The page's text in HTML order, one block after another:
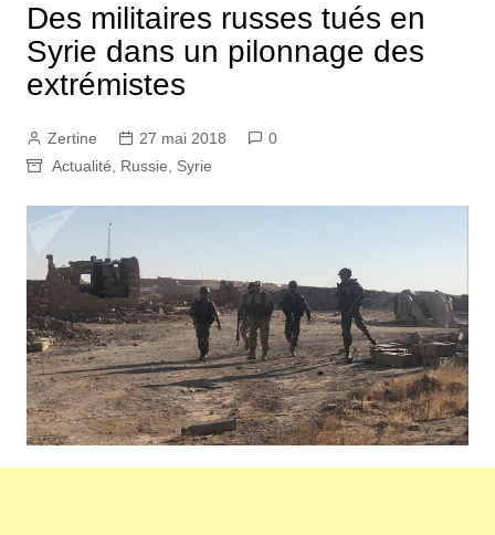
Des militaires russes tués en
Syrie dans un pilonnage des
extrémistes
Zertine 27 mai 2018
0
Actualité
Russie Syrie